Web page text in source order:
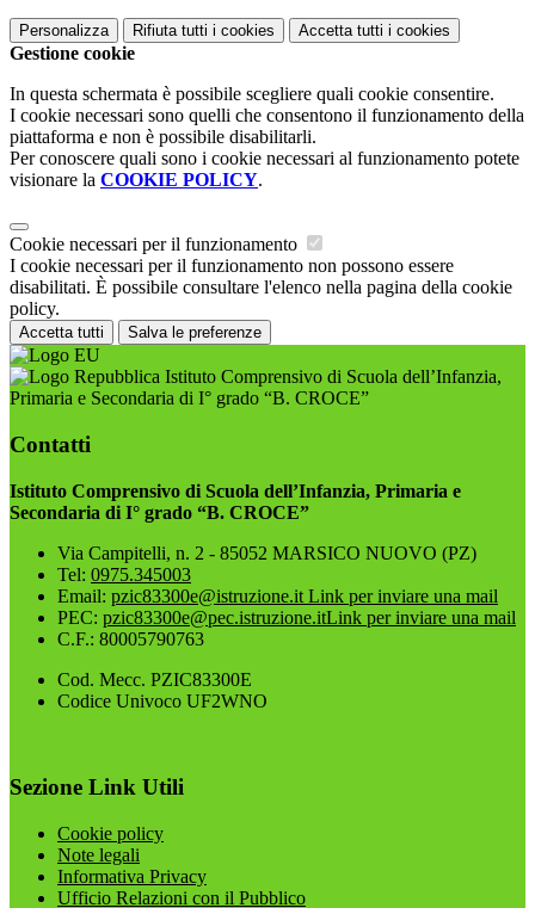
Personalizza Rifiuta tutti i cookies Accetta tutti i cookies
Gestione cookie
In questa schermata è possibile scegliere quali cookie consentire.
I cookie necessari sono quelli che consentono il funzionamento della
piattaforma e non è possibile disabilitarli.
Per conoscere quali sono i cookie necessari al funzionamento potete
visionare la COOKIE POLICY.
Cookie necessari per il funzionamento
I cookie necessari per il funzionamento non possono essere
disabilitati. È possibile consultare l'elenco nella pagina della cookie
policy.
Accetta tutti Salva le preferenze
Istituto Comprensivo di Scuola dell’Infanzia,
Primaria e Secondaria di I° grado “B. CROCE”
Contatti
Istituto Comprensivo di Scuola dell’Infanzia, Primaria e
Secondaria di I° grado “B. CROCE”
Via Campitelli, n. 2 - 85052 MARSICO NUOVO (PZ)
Tel: 0975.345003
Email: pzic83300e@istruzione.it Link per inviare una mail
PEC: pzic83300e@pec.istruzione.itLink per inviare una mail
C.F.: 80005790763
Cod. Mecc. PZIC83300E
Codice Univoco UF2WNO
Sezione Link Utili
Cookie policy
Note legali
Informativa Privacy
Ufficio Relazioni con il Pubblico